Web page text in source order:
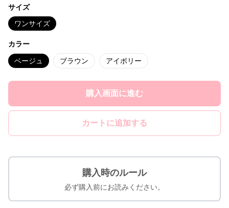
サイズ
ワンサイズ
カラー
ベージュ ブラウン アイボリー
購入画面に進む
カートに追加する
購入時のルール
必ず購入前にお読みください。